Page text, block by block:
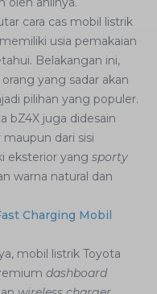
cara cas mobil listrik
usia pemakaian
Belakangan ini,
yang sadar akan
pilihan yang populer.
bZ4X juga didesain
dari sisi
eksterior yang sporty
warna natural dan
Charging Mobil
mobil listrik Toyota
dashboard